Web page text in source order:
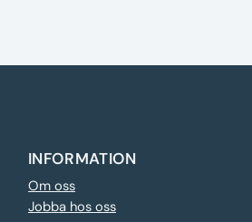
INFORMATION
Om oss
Jobba hos oss